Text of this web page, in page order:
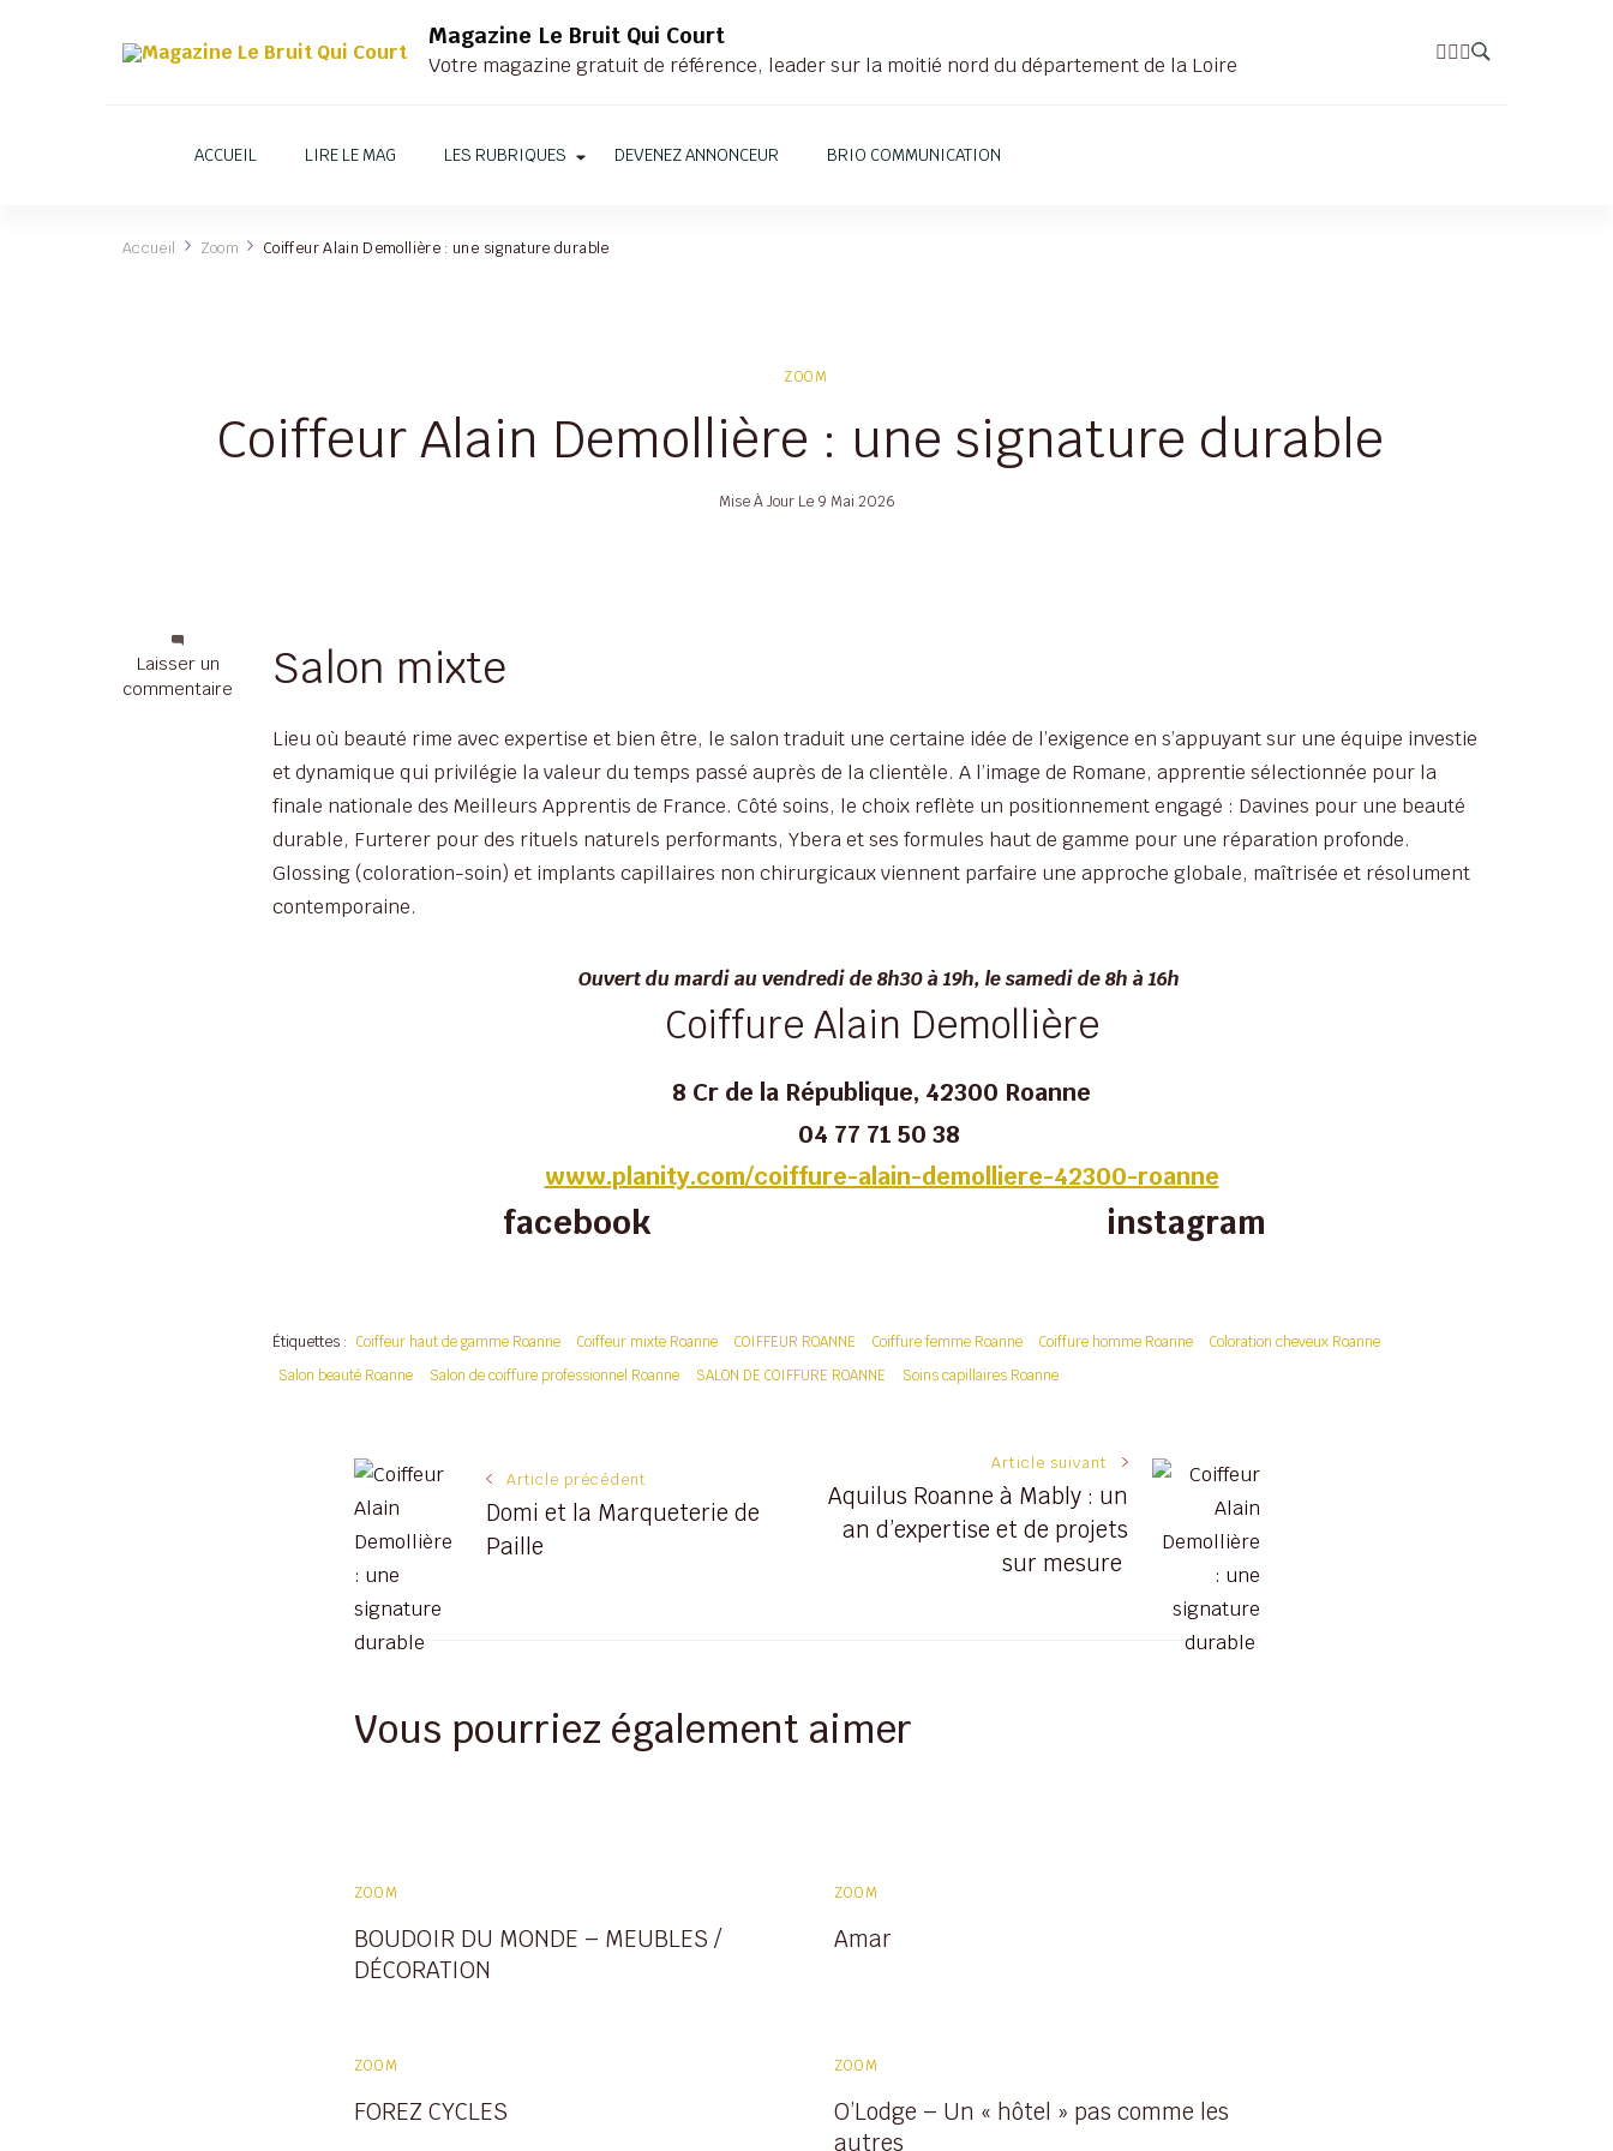
Magazine Le Bruit Qui Court
Votre magazine gratuit de référence, leader sur la moitié nord du département de la Loire
ACCUEIL LIRE LE MAG LES RUBRIQUES DEVENEZ ANNONCEUR BRIO COMMUNICATION
Accueil Zoom Coiffeur Alain Demollière : une signature durable
ZOOM
Coiffeur Alain Demollière : une signature durable
Mise À Jour Le 9 Mai 2026
Laisser un
commentaire
sur
Coiffeur
Salon mixte
Lieu où beauté rime avec expertise et bien être, le salon traduit une certaine idée de l’exigence en s’appuyant sur une équipe investie
et dynamique qui privilégie la valeur du temps passé auprès de la clientèle. A l’image de Romane, apprentie sélectionnée pour la
finale nationale des Meilleurs Apprentis de France. Côté soins, le choix reflète un positionnement engagé : Davines pour une beauté
durable, Furterer pour des rituels naturels performants, Ybera et ses formules haut de gamme pour une réparation profonde.
Glossing (coloration-soin) et implants capillaires non chirurgicaux viennent parfaire une approche globale, maîtrisée et résolument
contemporaine.
Ouvert du mardi au vendredi de 8h30 à 19h, le samedi de 8h à 16h
Coiffure Alain Demollière
8 Cr de la République, 42300 Roanne
04 77 71 50 38
www.planity.com/coiffure-alain-demolliere-42300-roanne
facebook instagram
Étiquettes : Coiffeur haut de gamme Roanne Coiffeur mixte Roanne COIFFEUR ROANNE Coiffure femme Roanne Coiffure homme Roanne
Coloration cheveux Roanne
Salon beauté Roanne
Salon de coiffure professionnel Roanne SALON DE COIFFURE ROANNE Soins capillaires Roanne
Navigation
des
articles
Article précédent
Domi et la Marqueterie de
Paille
Article suivant
Aquilus Roanne à Mably : un
an d’expertise et de projets
sur mesure
Vous pourriez également aimer
ZOOM
BOUDOIR DU MONDE – MEUBLES /
DÉCORATION
ZOOM
Amar
ZOOM
FOREZ CYCLES
ZOOM
O’Lodge – Un « hôtel » pas comme les
autres